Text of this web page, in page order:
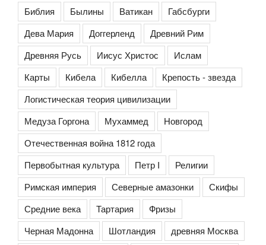
Библия
Былины Ватикан
Габсбурги
Дева Мария
Доггерленд
Древний Рим
Древняя Русь
Иисус Христос
Ислам
Карты
Кибела Кибелла
Крепость - звезда
Логистическая теория цивилизации
Медуза Горгона
Мухаммед
Новгород
Отечественная война 1812 года
Первобытная культура
Петр I
Религии
Римская империя
Северные амазонки
Скифы
Средние века
Тартария
Фризы
Черная Мадонна
Шотландия древняя Москва